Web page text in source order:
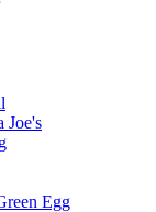
Joe's
Egg